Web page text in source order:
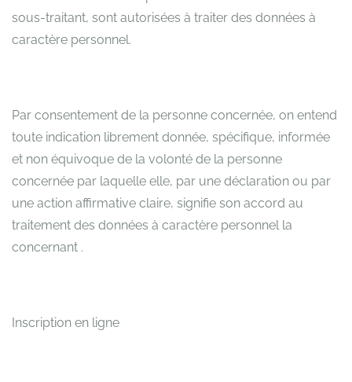
sous-traitant, sont autorisées à traiter des données à
caractère personnel.
Par consentement de la personne concernée, on entend
toute indication librement donnée, spécifique, informée
et non équivoque de la volonté de la personne
concernée par laquelle elle, par une déclaration ou par
une action affirmative claire, signifie son accord au
traitement des données à caractère personnel la
concernant .
Inscription en ligne